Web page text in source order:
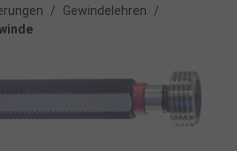
/ Gewindelehren
/